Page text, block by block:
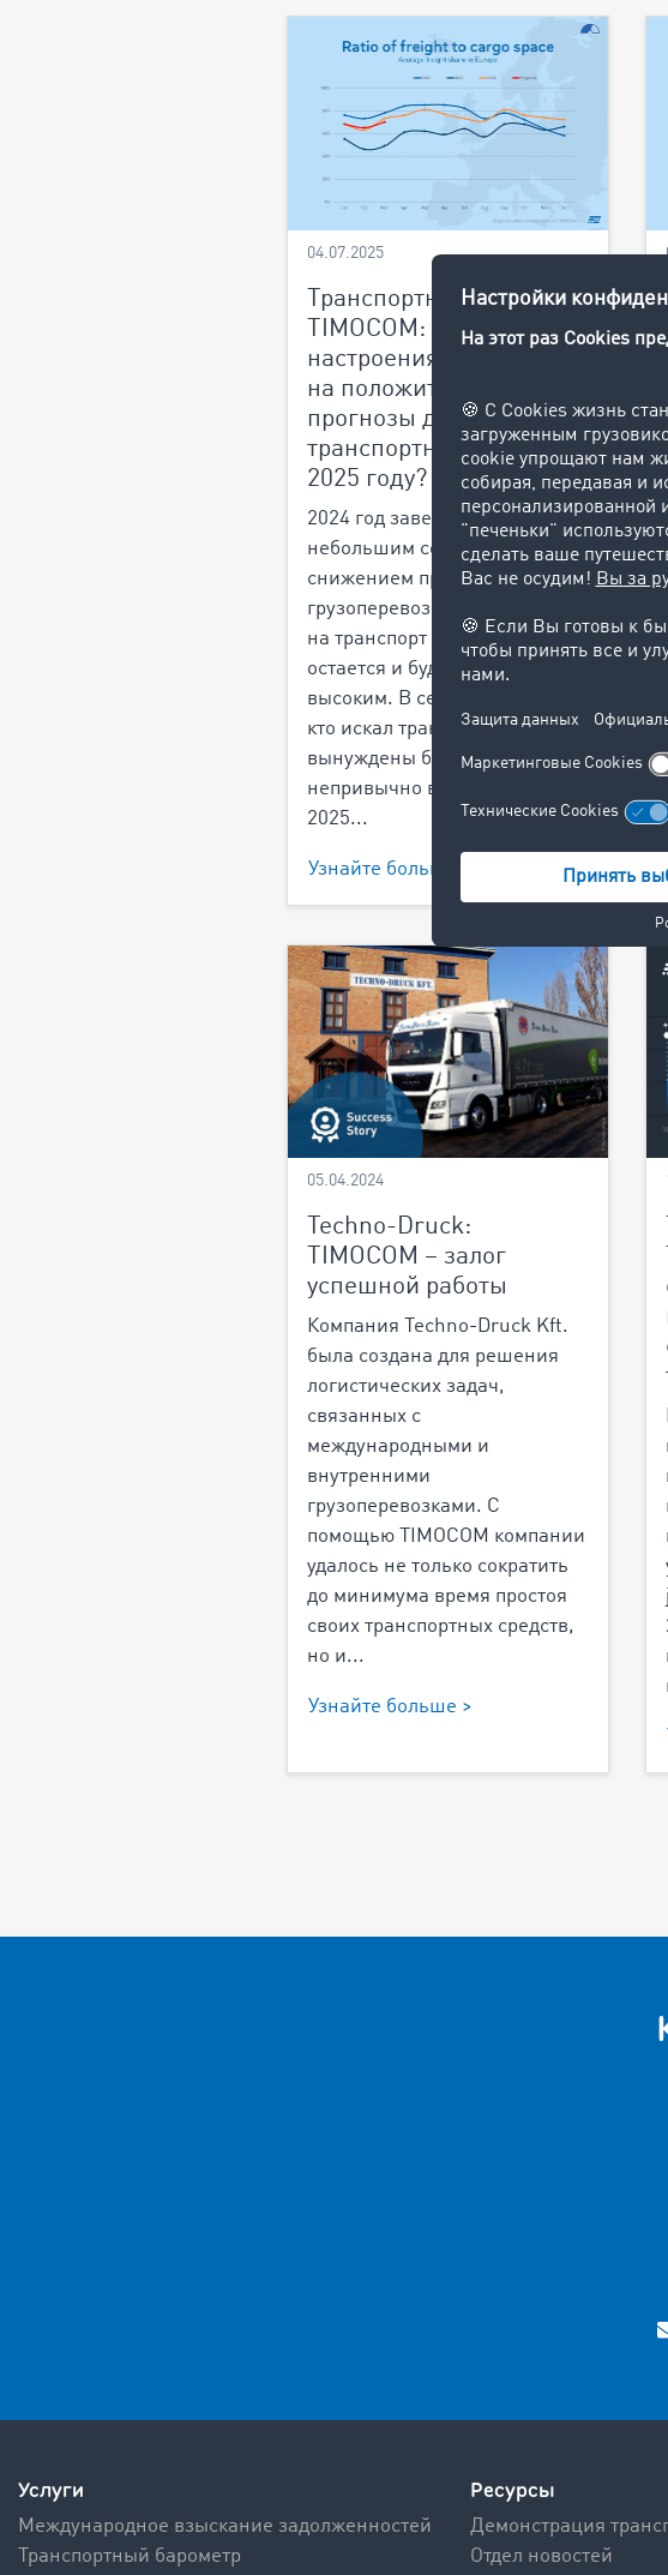
04.07.2025
Транспортный барометр
TIMOCOM: Негативные
настроения, несмотря
на положительные
прогнозы для
транспортной сферы в
2025 году? (RU)
2024 год завершился
небольшим сезонным
снижением предложений
грузоперевозок, однако спрос
на транспорт в Европе
остается и будет оставаться
высоким. В сезон отпусков те,
кто искал транспорт,
вынуждены были платить
непривычно высокую цену. В
2025...
Узнайте больше >
05.04.2024
Techno-Druck:
TIMOCOM – залог
успешной работы
Компания Techno-Druck Kft.
была создана для решения
логистических задач,
связанных с
международными и
внутренними
грузоперевозками. С
помощью TIMOCOM компании
удалось не только сократить
до минимума время простоя
своих транспортных средств,
но и...
Узнайте больше >
Услуги
Международное взыскание задолженностей
Транспортный барометр
Ресурсы
Демонстрация
Отдел новостей